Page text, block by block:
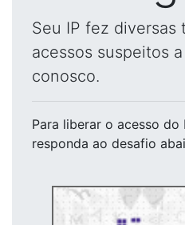
Seu IP fez diversas
acessos suspeitos
conosco.
Para liberar o acesso do
responda ao desafio